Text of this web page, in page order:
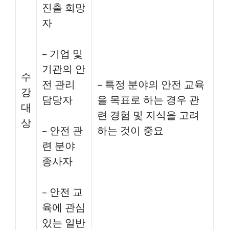
수
강
대
상
진출 희망
자
– 기업 및
기관의 안
전 관리
담당자
– 안전 관
련 분야
종사자
– 안전 교
육에 관심
있는 일반
– 특정 분야의 안전 교육
을 목표로 하는 경우 관
련 경험 및 지식을 고려
하는 것이 중요